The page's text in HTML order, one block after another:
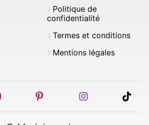
Politique de
confidentialité
Termes et conditions
Mentions légales
youtube pinterest instagram